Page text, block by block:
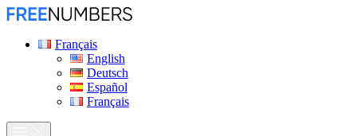
Français
English
Deutsch
Español
Français